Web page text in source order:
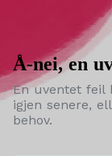
Å-nei, en
En uventet feil
igjen senere,
behov.